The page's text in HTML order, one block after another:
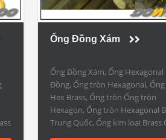
Ống Đồng Xám
Ống Đồng Xám, Ống Hexagonal
Đồng, Ống tròn Hexagonal,
Hex Brass, Ống tròn Ống tròn
Hexagon, Ống tròn Hexagonal
Trung Quốc, Ống kim loại Brass